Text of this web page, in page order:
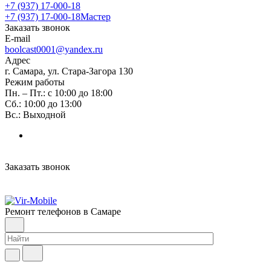
+7 (937) 17-000-18
+7 (937) 17-000-18Мастер
Заказать звонок
E-mail
boolcast0001@yandex.ru
Адрес
г. Самара, ул. Стара-Загора 130
Режим работы
Пн. – Пт.: с 10:00 до 18:00
Сб.: 10:00 до 13:00
Вс.: Выходной
Заказать звонок
Ремонт телефонов в Самаре